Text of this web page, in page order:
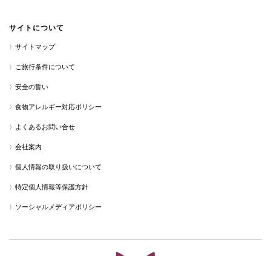
サイトについて
サイトマップ
ご旅行条件について
安全の誓い
食物アレルギー対応ポリシー
よくあるお問い合せ
会社案内
個人情報の取り扱いについて
特定個人情報等保護方針
ソーシャルメディアポリシー